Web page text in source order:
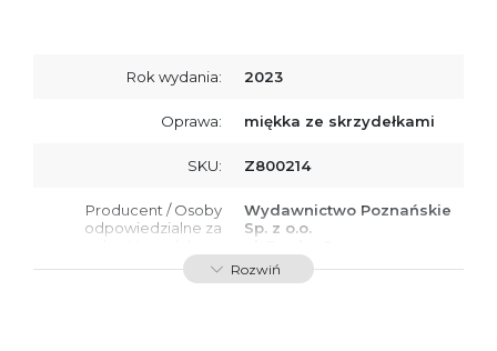
Rok wydania: 2023
Oprawa: miękka ze skrzydełkami
SKU: Z800214
Producent / Osoby
odpowiedzialne za
przepisami:
Wydawnictwo Poznańskie
Sp. z o.o.
61-701 Poznań
Polska
Rozwiń